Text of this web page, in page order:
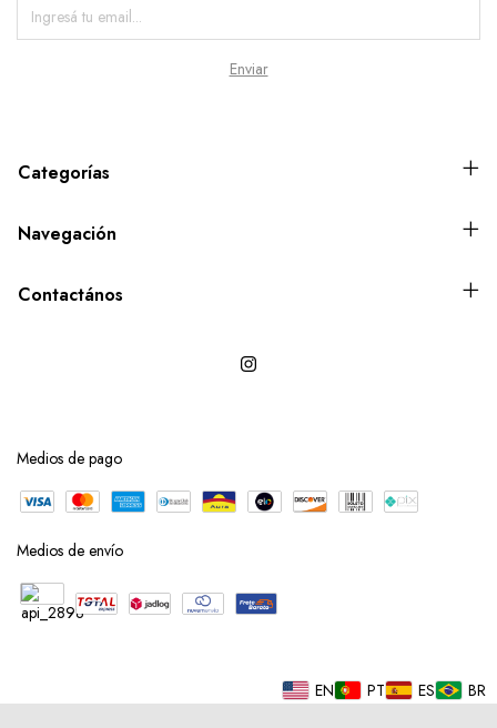
Categorías
Navegación
Contactános
Medios de pago
Medios de envío
EN PT ES BR